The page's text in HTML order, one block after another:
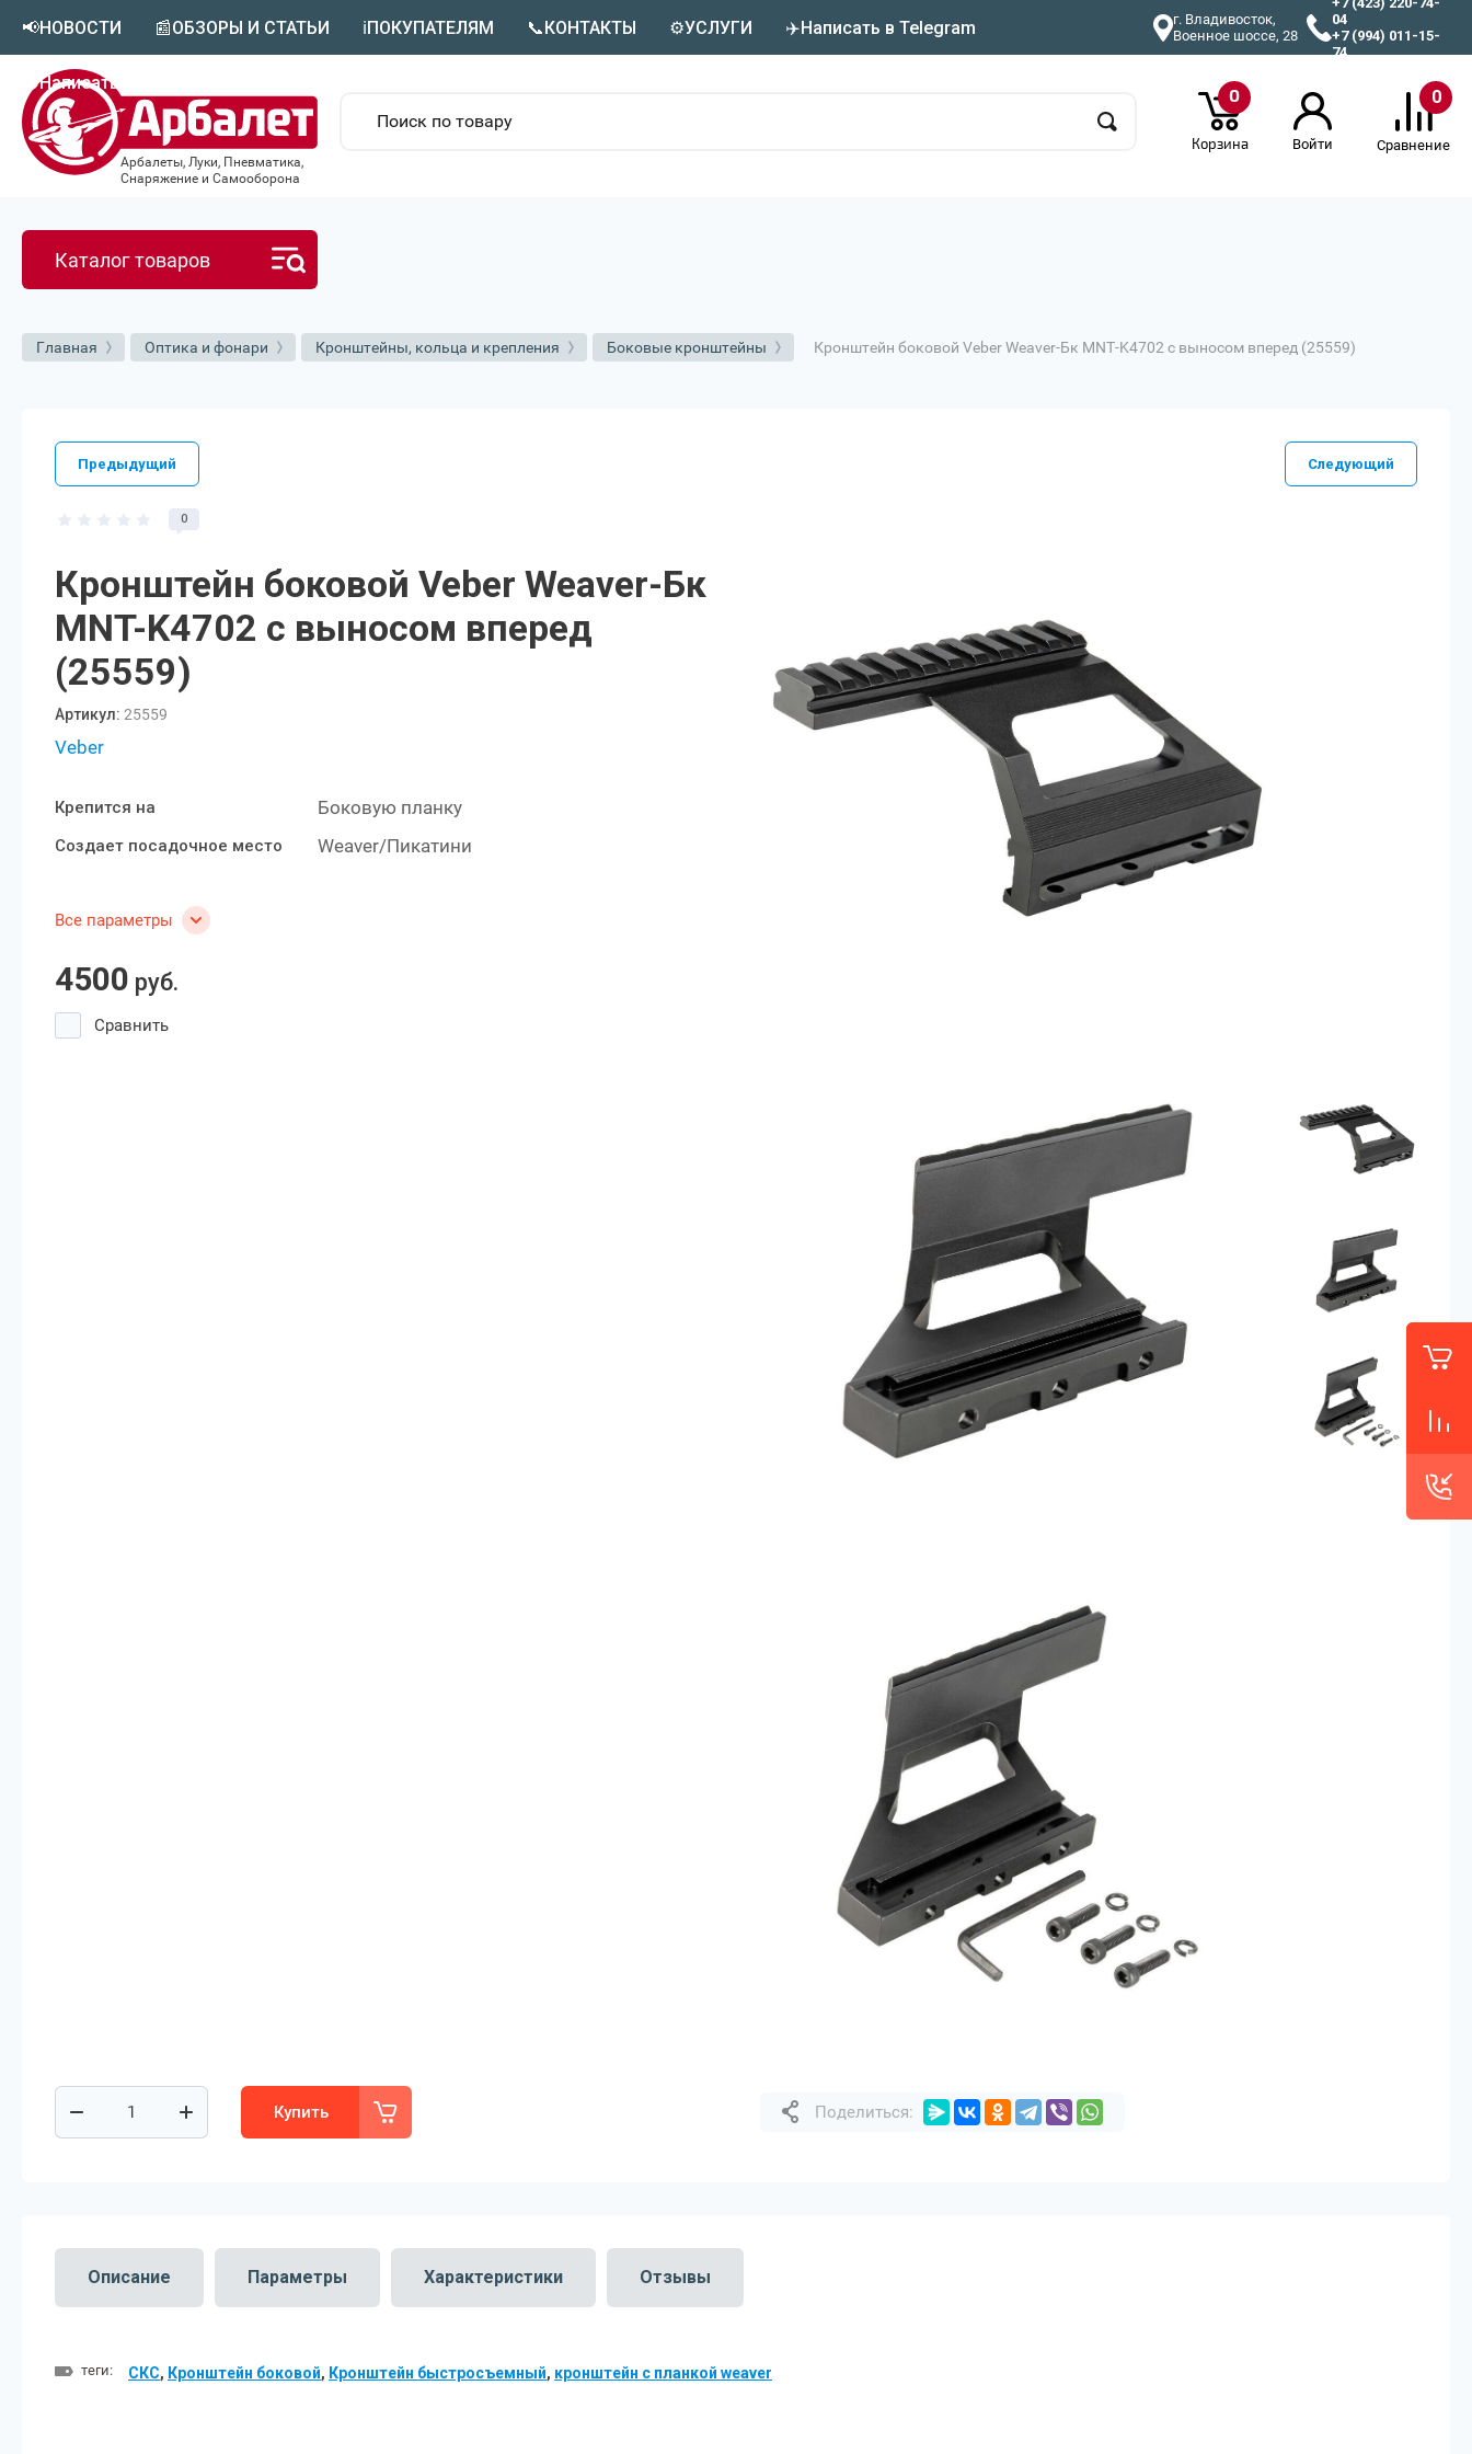
📢НОВОСТИ 📰ОБЗОРЫ И СТАТЬИ ℹ️ПОКУПАТЕЛЯМ 📞КОНТАКТЫ ⚙️УСЛУГИ ✈️Написать в Telegram
🟣Написать в MAX
г. Владивосток,
Военное шоссе, 28
04
+7 (994) 011-15-
74
Арбалеты, Луки, Пневматика,
Снаряжение и Самооборона
0
Корзина Войти
0
Сравнение
Каталог товаров
Главная Оптика и фонари Кронштейны, кольца и крепления Боковые кронштейны Кронштейн боковой Veber Weaver-Бк MNT-K4702 с выносом вперед (25559)
Предыдущий Следующий
0
Кронштейн боковой Veber Weaver-Бк
MNT-K4702 с выносом вперед
(25559)
Артикул: 25559
Veber
Крепится на Боковую планку
Создает посадочное место Weaver/Пикатини
Все параметры
4500 руб.
Сравнить
Купить Поделиться:
Описание Параметры Характеристики Отзывы
теги: СКС, Кронштейн боковой, Кронштейн быстросъемный, кронштейн с планкой weaver